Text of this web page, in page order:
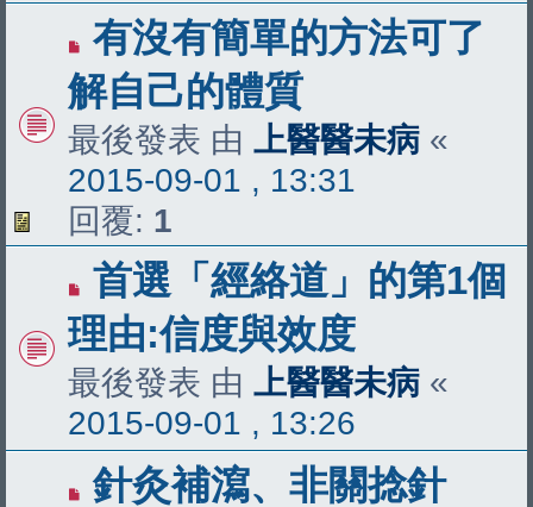
有沒有簡單的方法可了
解自己的體質
最後發表 由 上醫醫未病 «
2015-09-01 , 13:31
回覆: 1
首選「經絡道」的第1個
理由:信度與效度
最後發表 由 上醫醫未病 «
2015-09-01 , 13:26
針灸補瀉、非關捻針